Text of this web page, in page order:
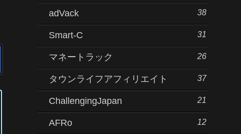
adVack 38
Smart-C 31
マネートラック 26
タウンライフアフィリエイト 37
ChallengingJapan 21
AFRo 12